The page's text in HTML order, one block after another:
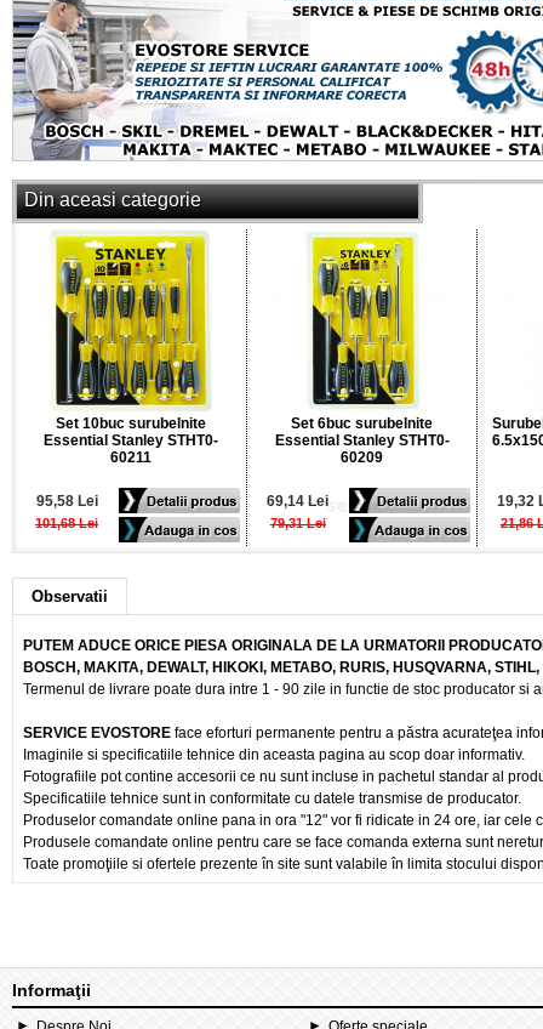
Din aceasi categorie
Set 10buc surubelnite
Essential Stanley STHT0-
60211
95,58 Lei
101,68 Lei
Set 6buc surubelnite
Essential Stanley STHT0-
60209
69,14 Lei
79,31 Lei
19,32
21,86
Observatii
PUTEM ADUCE ORICE PIESA ORIGINALA DE LA URMATORII
BOSCH, MAKITA, DEWALT, HIKOKI, METABO, RURIS, HUSQVARNA,
Termenul de livrare poate dura intre 1 - 90 zile in functie de stoc producator si
SERVICE EVOSTORE face eforturi permanente pentru a păstra acurateţea
Imaginile si specificatiile tehnice din aceasta pagina au scop doar informativ.
Fotografiile pot contine accesorii ce nu sunt incluse in pachetul standar al
Specificatiile tehnice sunt in conformitate cu datele transmise de producator.
Produselor comandate online pana in ora "12" vor fi ridicate in 24 ore, iar cele
Produsele comandate online pentru care se face comanda externa sunt
Toate promoţiile si ofertele prezente în site sunt valabile în limita stocului
Informaţii